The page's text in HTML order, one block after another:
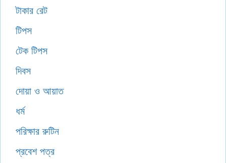
টাকার রেট
টিপস
টেক টিপস
দিবস
দোয়া ও আয়াত
ধর্ম
পরিক্ষার রুটিন
প্রবেশ পত্র